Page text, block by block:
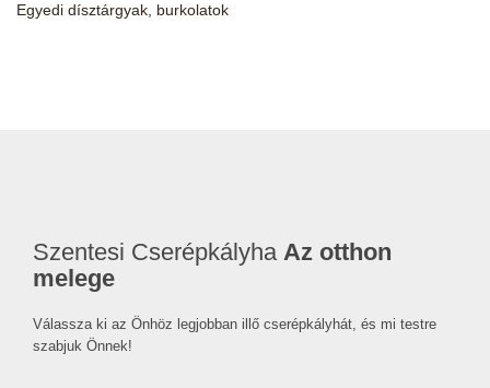
Egyedi dísztárgyak, burkolatok
Szentesi Cserépkályha Az otthon
melege
Válassza ki az Önhöz legjobban illő cserépkályhát, és mi testre
szabjuk Önnek!